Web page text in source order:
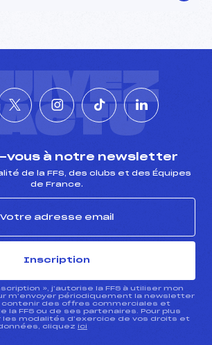
vous à notre newsletter
de la FFS, des clubs et des Équipes
de France.
Inscription
», j’autorise la FFS à utiliser mon
m’envoyer périodiquement la newsletter
contenir des offres commerciales et
la FFS ou de ses partenaires. Pour plus
les modalités d’exercice de vos droits et
cliquez ici